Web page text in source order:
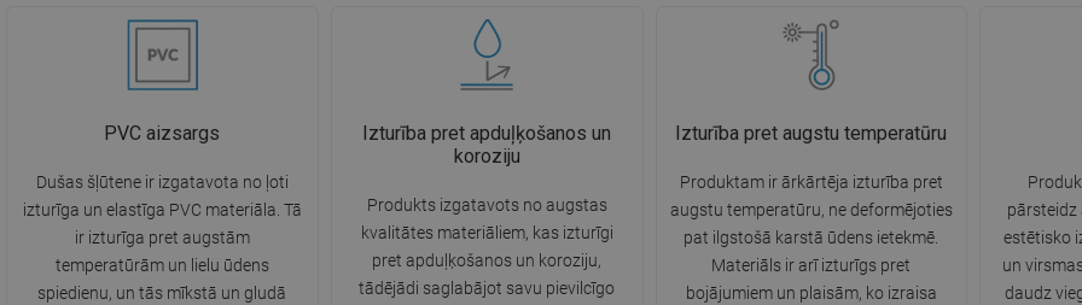
PVC aizsargs
Dušas šļūtene ir izgatavota no ļoti
izturīga un elastīga PVC materiāla. Tā
ir izturīga pret augstām
temperatūrām un lielu ūdens
spiedienu, un tās mīkstā un gludā
Izturība pret apduļķošanos un
koroziju
Produkts izgatavots no augstas
kvalitātes materiāliem, kas izturīgi
pret apduļķošanos un koroziju,
tādējādi saglabājot savu pievilcīgo
Izturība pret augstu temperatūru
Produktam ir ārkārtēja izturība pret
augstu temperatūru, ne deformējoties
pat ilgstošā karstā ūdens ietekmē.
Materiāls ir arī izturīgs pret
bojājumiem un plaisām, ko izraisa
pārsteidz
estētisko
un
daudz